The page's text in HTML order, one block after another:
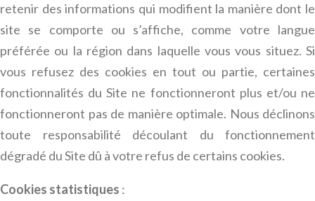
retenir des informations qui modifient la manière dont le
site se comporte ou s’affiche, comme votre langue
préférée ou la région dans laquelle vous vous situez. Si
vous refusez des cookies en tout ou partie, certaines
fonctionnalités du Site ne fonctionneront plus et/ou ne
fonctionneront pas de manière optimale. Nous déclinons
toute responsabilité découlant du fonctionnement
dégradé du Site dû à votre refus de certains cookies.
Cookies statistiques :